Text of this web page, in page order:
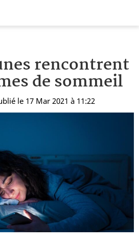
rencontrent
de sommeil
le 17 Mar 2021 à 11:22